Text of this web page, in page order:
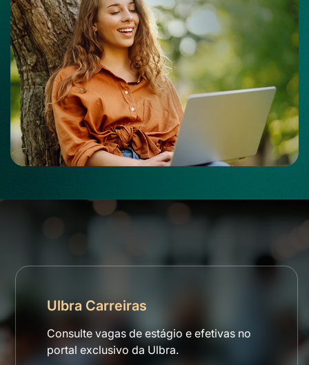
Ulbra Carreiras
Consulte vagas de estágio e efetivas no
portal exclusivo da Ulbra.